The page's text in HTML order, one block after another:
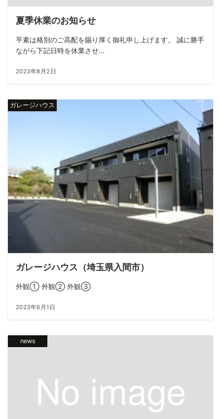
夏季休業のお知らせ
平素は格別のご高配を賜り厚く御礼申し上げます。 誠に勝手
ながら下記日時を休業させ...
2023年8月2日
ガレージハウス
ガレージハウス（埼玉県入間市）
外観① 外観② 外観③
2023年6月1日
news